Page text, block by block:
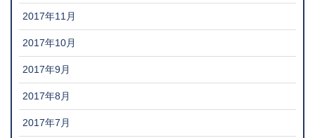
2017年11月
2017年10月
2017年9月
2017年8月
2017年7月